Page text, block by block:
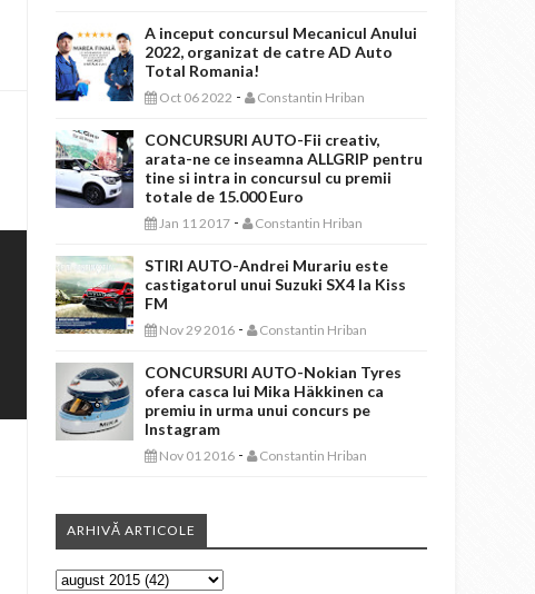
A inceput concursul Mecanicul Anului
2022, organizat de catre AD Auto
Total Romania!
Oct 06 2022 - Constantin Hriban
CONCURSURI AUTO-Fii creativ,
arata-ne ce inseamna ALLGRIP pentru
tine si intra in concursul cu premii
totale de 15.000 Euro
Jan 11 2017 - Constantin Hriban
STIRI AUTO-Andrei Murariu este
castigatorul unui Suzuki SX4 la Kiss
FM
Nov 29 2016 - Constantin Hriban
CONCURSURI AUTO-Nokian Tyres
ofera casca lui Mika Häkkinen ca
premiu in urma unui concurs pe
Instagram
Nov 01 2016 - Constantin Hriban
ARHIVĂ ARTICOLE